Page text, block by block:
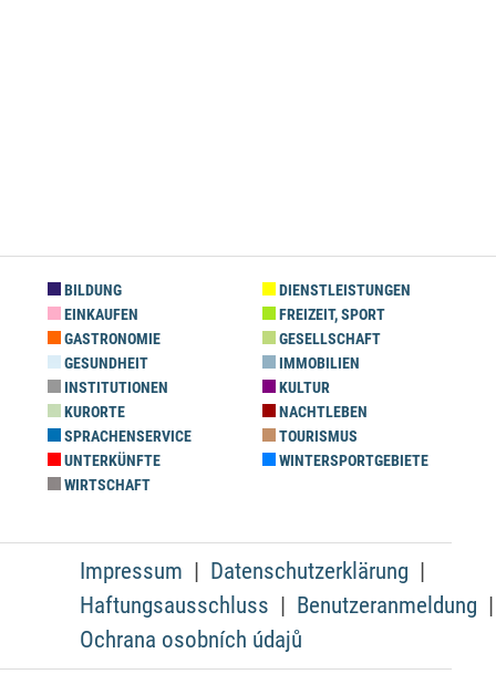
BILDUNG
DIENSTLEISTUNGEN
EINKAUFEN
FREIZEIT, SPORT
GASTRONOMIE
GESELLSCHAFT
GESUNDHEIT
IMMOBILIEN
INSTITUTIONEN
KULTUR
KURORTE
NACHTLEBEN
SPRACHENSERVICE
TOURISMUS
UNTERKÜNFTE
WINTERSPORTGEBIETE
WIRTSCHAFT
Impressum
Datenschutzerklärung
Haftungsausschluss
Benutzeranmeldung
Ochrana osobních údajů